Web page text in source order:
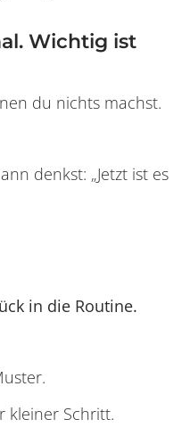
Wichtig ist
du nichts machst.
denkst: „Jetzt ist es
in die Routine.
kleiner Schritt.